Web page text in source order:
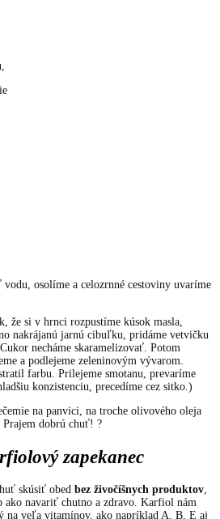
osolíme a celozrnné cestoviny uvaríme
že si v hrnci rozpustíme kúsok masla,
nakrájanú jarnú cibuľku, pridáme vetvičku
necháme skaramelizovať. Potom
a podlejeme zeleninovým vývarom.
farbu. Prilejeme smotanu, prevaríme
konzistenciu, precedíme cez sitko.)
na panvici, na troche olivového oleja
Prajem dobrú chuť! ?
zapekanec
skúsiť obed bez živočíšnych produktov
ako navariť chutno a zdravo . Karfiol nám
na veľa vitamínov, ako napríklad A, B, E aj